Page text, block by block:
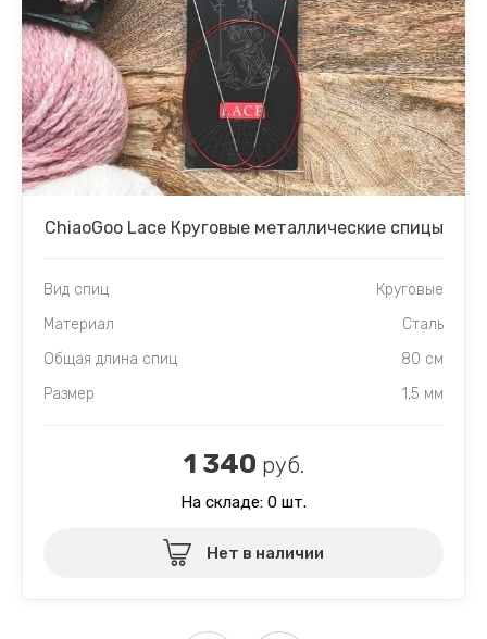
ChiaoGoo Lace Круговые металлические спицы
Вид спиц
Круговые
Материал
Сталь
Общая длина спиц
80 см
Размер
1,5 мм
1 340 руб.
На складе: 0 шт.
Нет в наличии